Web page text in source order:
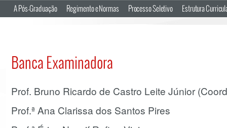
A Pós-Graduação Regimento e Normas Processo Seletivo Estrutura
Banca Examinadora
Prof. Bruno Ricardo de Castro Leite Júnior
Prof.ª Ana Clarissa dos Santos Pires